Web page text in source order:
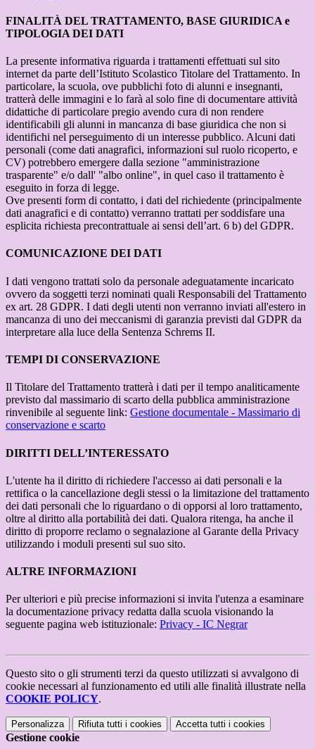
FINALITÀ DEL TRATTAMENTO, BASE GIURIDICA e
TIPOLOGIA DEI DATI
La presente informativa riguarda i trattamenti effettuati sul sito
internet da parte dell’Istituto Scolastico Titolare del Trattamento. In
particolare, la scuola, ove pubblichi foto di alunni e insegnanti,
tratterà delle immagini e lo farà al solo fine di documentare attività
didattiche di particolare pregio avendo cura di non rendere
identificabili gli alunni in mancanza di base giuridica che non si
identifichi nel perseguimento di un interesse pubblico. Alcuni dati
personali (come dati anagrafici, informazioni sul ruolo ricoperto, e
CV) potrebbero emergere dalla sezione "amministrazione
trasparente" e/o dall' "albo online", in quel caso il trattamento è
eseguito in forza di legge.
Ove presenti form di contatto, i dati del richiedente (principalmente
dati anagrafici e di contatto) verranno trattati per soddisfare una
esplicita richiesta precontrattuale ai sensi dell’art. 6 b) del GDPR.
COMUNICAZIONE DEI DATI
I dati vengono trattati solo da personale adeguatamente incaricato
ovvero da soggetti terzi nominati quali Responsabili del Trattamento
ex art. 28 GDPR. I dati degli utenti non verranno inviati all'estero in
mancanza di uno dei meccanismi di garanzia previsti dal GDPR da
interpretare alla luce della Sentenza Schrems II.
TEMPI DI CONSERVAZIONE
Il Titolare del Trattamento tratterà i dati per il tempo analiticamente
previsto dal massimario di scarto della pubblica amministrazione
rinvenibile al seguente link: Gestione documentale - Massimario di
conservazione e scarto
DIRITTI DELL’INTERESSATO
L'utente ha il diritto di richiedere l'accesso ai dati personali e la
rettifica o la cancellazione degli stessi o la limitazione del trattamento
dei dati personali che lo riguardano o di opporsi al loro trattamento,
oltre al diritto alla portabilità dei dati. Qualora ritenga, ha anche il
diritto di proporre reclamo o segnalazione al Garante della Privacy
utilizzando i moduli presenti sul suo sito.
ALTRE INFORMAZIONI
Per ulteriori e più precise informazioni si invita l'utenza a esaminare
la documentazione privacy redatta dalla scuola visionando la
seguente pagina web istituzionale: Privacy - IC Negrar
Questo sito o gli strumenti terzi da questo utilizzati si avvalgono di
cookie necessari al funzionamento ed utili alle finalità illustrate nella
COOKIE POLICY.
Personalizza Rifiuta tutti i cookies Accetta tutti i cookies
Gestione cookie